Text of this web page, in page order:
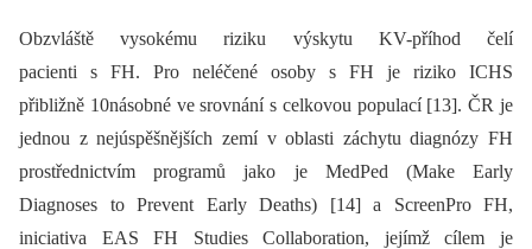
Obzvláště vysokému riziku výskytu KV-příhod čelí
pacienti s FH. Pro neléčené osoby s FH je riziko ICHS
přibližně 10násobné ve srovnání s celkovou populací [13]. ČR je
jednou z nejúspěšnějších zemí v oblasti záchytu diagnózy FH
prostřednictvím programů jako je MedPed (Make Early
Diagnoses to Prevent Early Deaths) [14] a ScreenPro FH,
iniciativa EAS FH Studies Collaboration, jejímž cílem je